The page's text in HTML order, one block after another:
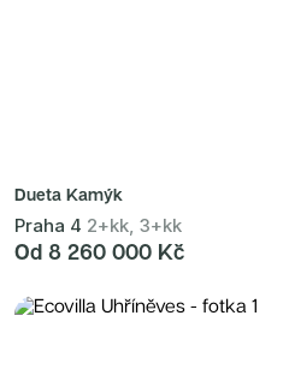
Dueta Kamýk
Praha 4 2+kk, 3+kk
Od 8 260 000 Kč